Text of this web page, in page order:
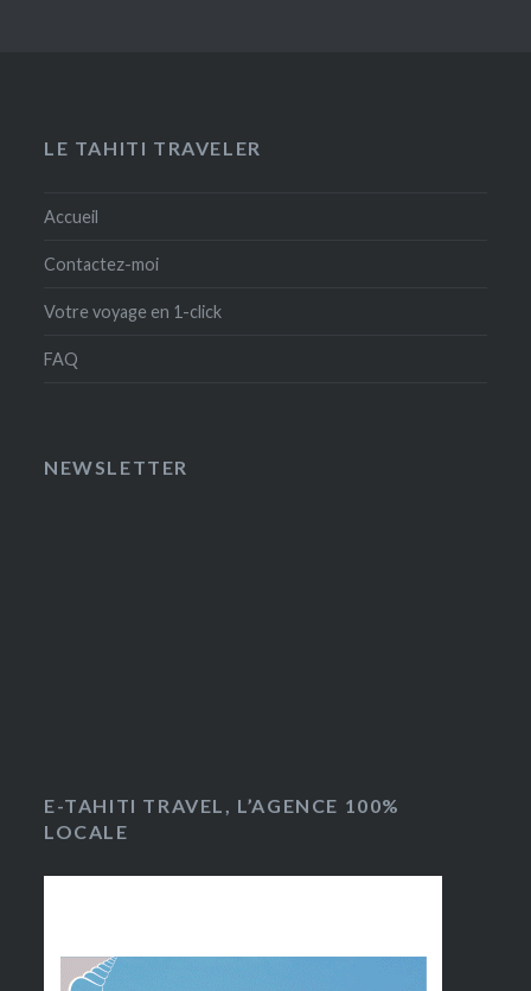
LE TAHITI TRAVELER
Accueil
Contactez-moi
Votre voyage en 1-click
FAQ
NEWSLETTER
E-TAHITI TRAVEL, L’AGENCE 100%
LOCALE